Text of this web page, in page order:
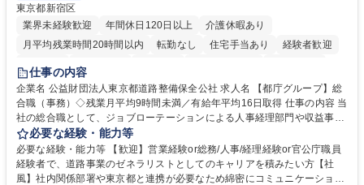
東京都新宿区
業界未経験歓迎
年間休日120日以上
介護休暇あり
月平均残業時間20時間以内
転勤なし 住宅手当あり
経験者歓迎
研修あり
退職金あり
駅近5分以内
資格取得手当あり 食事補助あり
仕事の内容
企業名 公益財団法人東京都道路整備保全公社 求人名 【都庁グループ】総
合職（事務）◇残業月平均9時間未満／有給年平均16日取得 仕事の内容 当
社の総合職として、ジョブローテーションによる人事経理部門や収益事業
等のフロント部門の部署等幅広い部署での業務をお任せいたします。研修
制度やキャリア支援が充実しております！ ※下記業務詳細 【業務詳細】■
管理部門：広報、人事、経理など当公社の運営に係る管理業務 ■収益部
門：駐車場の新規開拓、管理運営、新宿駅西口広場の「イベントコーナ
必要な経験・能力等
必要な経験・能力等 【歓迎】営業経験or総務/人事/経理経験or官公庁職員
経験者で、道路事業のゼネラリストとしてのキャリアを積みたい方【社
風】社内関係部署や東京都と連携が必要なため綿密にコミュニケーション